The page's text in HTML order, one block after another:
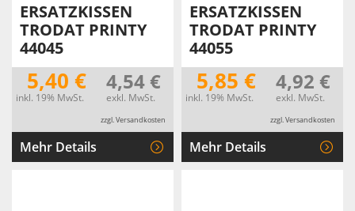
ERSATZKISSEN
TRODAT PRINTY
44045
5,40 €
inkl. 19% MwSt.
4,54 €
exkl. MwSt.
zzgl. Versandkosten
Mehr Details
ERSATZKISSEN
TRODAT PRINTY
44055
5,85 €
inkl. 19% MwSt.
4,92 €
exkl. MwSt.
zzgl. Versandkosten
Mehr Details